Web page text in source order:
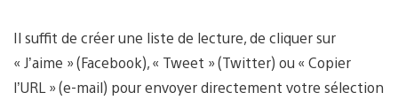
Il suffit de créer une liste de lecture, de cliquer sur
« J’aime » (Facebook), « Tweet » (Twitter) ou « Copier
l’URL » (e-mail) pour envoyer directement votre sélection